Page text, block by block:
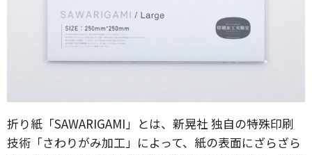
折り紙「SAWARIGAMI」とは、新晃社 独自の特殊印刷
技術「さわりがみ加工」によって、紙の表面にざらざら